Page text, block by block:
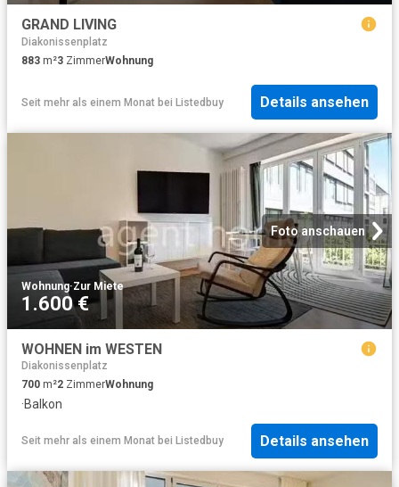
GRAND LIVING
Diakonissenplatz
883 m²3 ZimmerWohnung
Seit mehr als einem Monat bei Listedbuy Details ansehen
Foto anschauen
Wohnung·Zur Miete
1.600 €
WOHNEN im WESTEN
Diakonissenplatz
700 m²2 ZimmerWohnung
·Balkon
Seit mehr als einem Monat bei Listedbuy Details ansehen